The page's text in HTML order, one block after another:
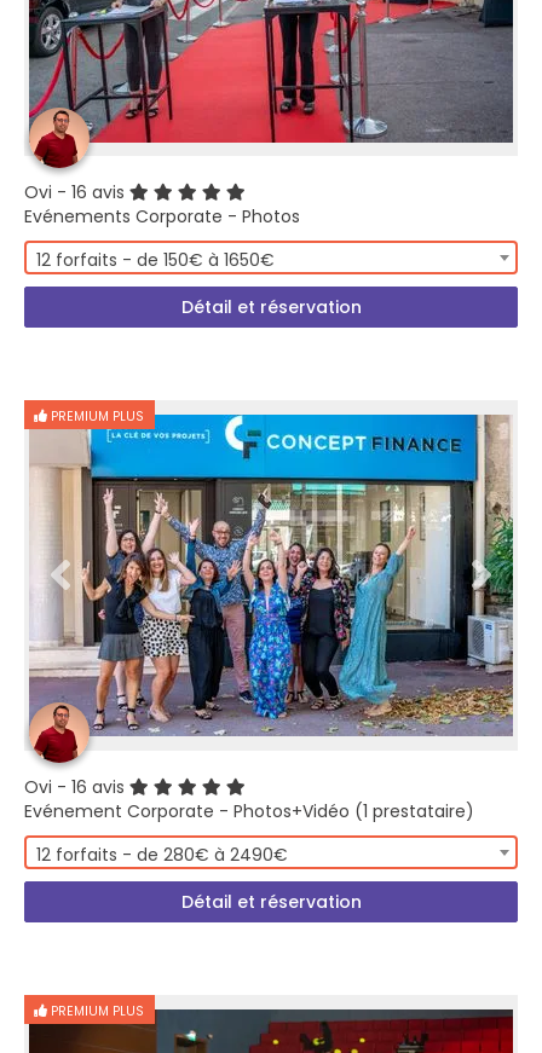
Ovi - 16 avis
Evénements Corporate - Photos
12 forfaits - de 150€ à 1650€
Détail et réservation
PREMIUM PLUS
Ovi - 16 avis
Evénement Corporate - Photos+Vidéo (1 prestataire)
12 forfaits - de 280€ à 2490€
Détail et réservation
PREMIUM PLUS